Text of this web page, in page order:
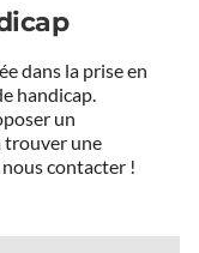
dans la prise en
handicap.
un
trouver une
contacter !